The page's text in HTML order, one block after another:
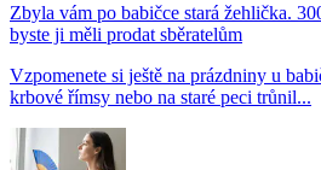
Zbyla vám po babičce stará žehlička.
byste ji měli prodat sběratelům
Vzpomenete si ještě na prázdniny u
krbové římsy nebo na staré peci trůnil...